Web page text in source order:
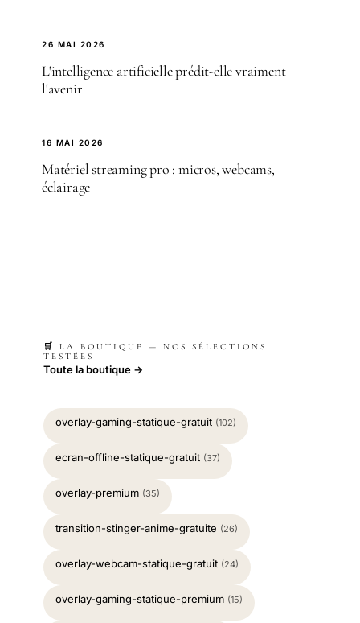
26 MAI 2026
L'intelligence artificielle prédit-elle vraiment
l'avenir
16 MAI 2026
Matériel streaming pro : micros, webcams,
éclairage
🛒 LA BOUTIQUE — NOS SÉLECTIONS
TESTÉES
Toute la boutique →
overlay-gaming-statique-gratuit (102)
ecran-offline-statique-gratuit (37)
overlay-premium (35)
transition-stinger-anime-gratuite (26)
overlay-webcam-statique-gratuit (24)
overlay-gaming-statique-premium (15)